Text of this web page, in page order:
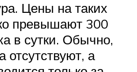
Цены на таких
превышают 300
в сутки. Обычно,
а